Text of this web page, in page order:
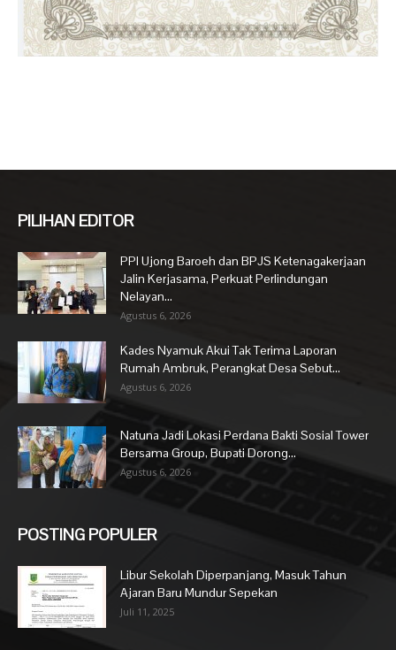
PILIHAN EDITOR
PPI Ujong Baroeh dan BPJS Ketenagakerjaan
Jalin Kerjasama, Perkuat Perlindungan
Nelayan...
Agustus 6, 2026
Kades Nyamuk Akui Tak Terima Laporan
Rumah Ambruk, Perangkat Desa Sebut...
Agustus 6, 2026
Natuna Jadi Lokasi Perdana Bakti Sosial Tower
Bersama Group, Bupati Dorong...
Agustus 6, 2026
POSTING POPULER
Libur Sekolah Diperpanjang, Masuk Tahun
Ajaran Baru Mundur Sepekan
Juli 11, 2025